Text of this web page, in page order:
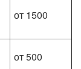
от 1500
от 500